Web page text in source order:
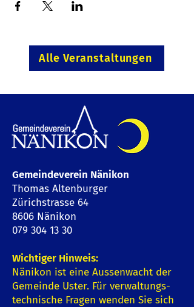
Alle Veranstaltungen
Gemeindeverein Nänikon
Thomas Altenburger
Zürichstrasse 64
8606 Nänikon
079 304 13 30
Wichtiger Hinweis:
Nänikon ist eine Aussenwacht der
Gemeinde Uster. Für verwaltungs-
technische Fragen wenden Sie sich